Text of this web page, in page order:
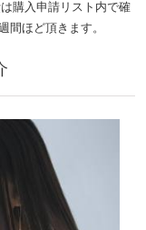
購入申請リスト内で確
ほど頂きます。